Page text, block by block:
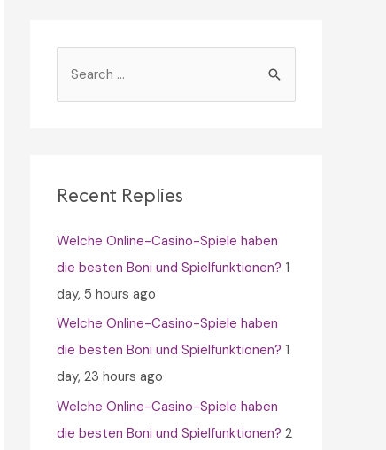
h
o
r
:
Recent Replies
Welche Online-Casino-Spiele haben
die besten Boni und Spielfunktionen? 1
day, 5 hours ago
Welche Online-Casino-Spiele haben
die besten Boni und Spielfunktionen? 1
day, 23 hours ago
Welche Online-Casino-Spiele haben
die besten Boni und Spielfunktionen? 2